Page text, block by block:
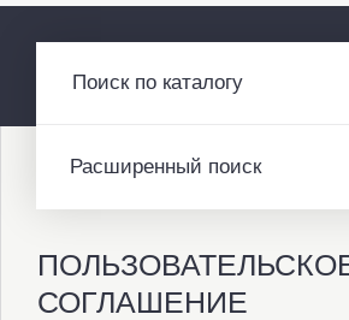
Расширенный поиск
СОГЛАШЕНИЕ